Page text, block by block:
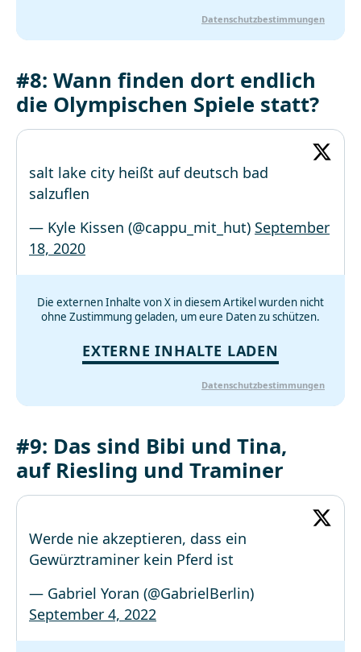
Datenschutzbestimmungen
#8: Wann finden dort endlich
die Olympischen Spiele statt?
salt lake city heißt auf deutsch bad
salzuflen
— Kyle Kissen (@cappu_mit_hut) September
18, 2020
Die externen Inhalte von X in diesem Artikel wurden nicht
ohne Zustimmung geladen, um eure Daten zu schützen.
EXTERNE INHALTE LADEN
Datenschutzbestimmungen
#9: Das sind Bibi und Tina,
auf Riesling und Traminer
Werde nie akzeptieren, dass ein
Gewürztraminer kein Pferd ist
— Gabriel Yoran (@GabrielBerlin)
September 4, 2022